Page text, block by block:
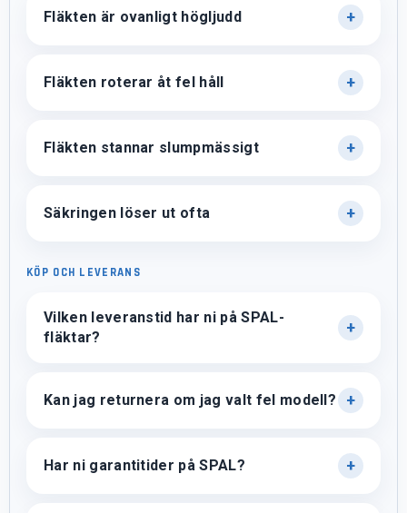
Fläkten är ovanligt högljudd
Fläkten roterar åt fel håll
Fläkten stannar slumpmässigt
Säkringen löser ut ofta
KÖP OCH LEVERANS
Vilken leveranstid har ni på SPAL-
fläktar?
Kan jag returnera om jag valt fel modell?
Har ni garantitider på SPAL?